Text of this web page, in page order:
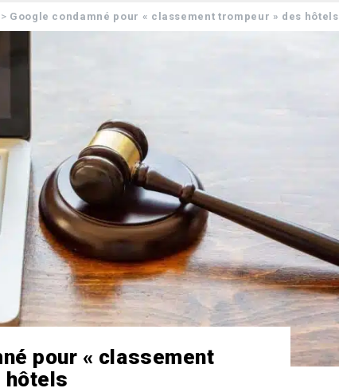
> Google condamné pour « classement trompeur » des hôtels
pour « classement
hôtels